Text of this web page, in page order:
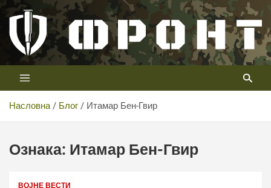
Скип
цонтент
Телевизија ФРОНТ
Први војни канал у Србији
Насловна Блог Итамар Бен-Гвир
Ознака: Итамар Бен-Гвир
ВОЈНЕ ВЕСТИ